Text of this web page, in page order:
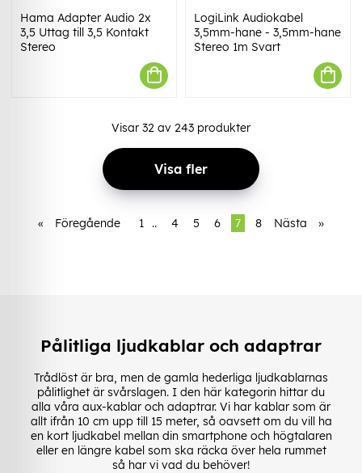
Hama Adapter Audio 2x
3,5 Uttag till 3,5 Kontakt
Stereo
LogiLink Audiokabel
3,5mm-hane - 3,5mm-hane
Stereo 1m Svart
Visar 32 av 243 produkter
Visa fler
« Föregående 1 .. 4 5 6 7 8 Nästa »
Pålitliga ljudkablar och adaptrar
Trådlöst är bra, men de gamla hederliga ljudkablarnas
pålitlighet är svårslagen. I den här kategorin hittar du
alla våra aux-kablar och adaptrar. Vi har kablar som är
allt ifrån 10 cm upp till 15 meter, så oavsett om du vill ha
en kort ljudkabel mellan din smartphone och högtalaren
eller en längre kabel som ska räcka över hela rummet
så har vi vad du behöver!